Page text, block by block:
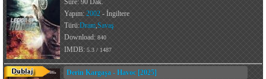
Süre: 90 Dak.
Yapım: 2002 - İngiltere
Türü:Dram,Savaş
Download: 840
IMDB: 5.3 / 1487
Derin Kargaşa - Havoc [2025]